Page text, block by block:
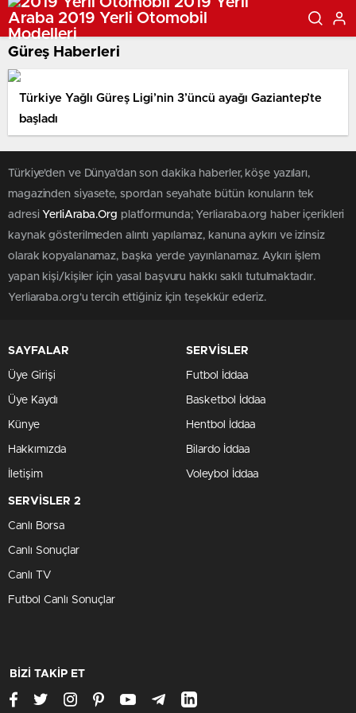
Güreş Haberleri
Türkiye Yağlı Güreş Ligi’nin 3’üncü ayağı Gaziantep’te
başladı
Türkiye'den ve Dünya’dan son dakika haberler, köşe yazıları,
magazinden siyasete, spordan seyahate bütün konuların tek
adresi YerliAraba.Org platformunda; Yerliaraba.org haber içerikleri
kaynak gösterilmeden alıntı yapılamaz, kanuna aykırı ve izinsiz
olarak kopyalanamaz, başka yerde yayınlanamaz. Aykırı işlem
yapan kişi/kişiler için yasal başvuru hakkı saklı tutulmaktadır.
Yerliaraba.org'u tercih ettiğiniz için teşekkür ederiz.
SAYFALAR
Üye Girişi
Üye Kaydı
Künye
Hakkımızda
İletişim
SERVİSLER
Futbol İddaa
Basketbol İddaa
Hentbol İddaa
Bilardo İddaa
Voleybol İddaa
SERVİSLER 2
Canlı Borsa
Canlı Sonuçlar
Canlı TV
Futbol Canlı Sonuçlar
BİZİ TAKİP ET